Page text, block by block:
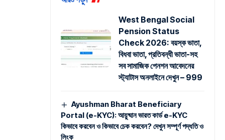
West Bengal Social
Pension Status
Check 2026: বয়স্ক ভাতা,
বিধবা ভাতা, প্রতিবন্ধী ভাতা-সহ
সব সামাজিক পেনশন আবেদনের
স্ট্যাটাস অনলাইনে দেখুন – 999
Ayushman Bharat Beneficiary
Portal (e-KYC): আয়ুষ্মান ভারত কার্ড e-KYC
কিভাবে করবেন ও কিভাবে চেক করবেন? দেখুন সম্পূর্ণ পদ্ধতি ও
লিংক